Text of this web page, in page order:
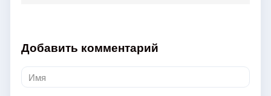
Добавить комментарий
Имя
*